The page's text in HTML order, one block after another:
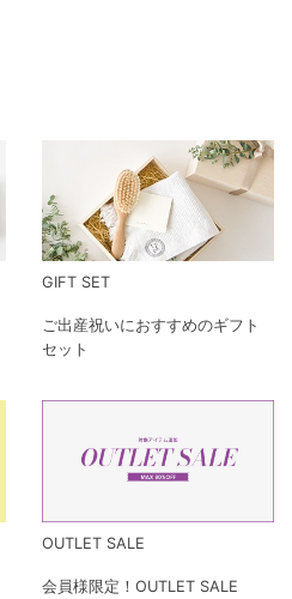
GIFT SET
ご出産祝いにおすすめのギフト
セット
OUTLET SALE
会員様限定！OUTLET SALE